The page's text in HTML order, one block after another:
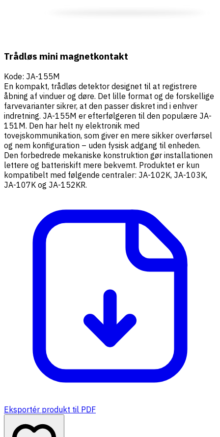
Trådløs mini magnetkontakt
Kode: JA-155M
En kompakt, trådløs detektor designet til at registrere
åbning af vinduer og døre. Det lille format og de forskellige
farvevarianter sikrer, at den passer diskret ind i enhver
indretning. JA-155M er efterfølgeren til den populære JA-
151M. Den har helt ny elektronik med
tovejskommunikation, som giver en mere sikker overførsel
og nem konfiguration – uden fysisk adgang til enheden.
Den forbedrede mekaniske konstruktion gør installationen
lettere og batteriskift mere bekvemt. Produktet er kun
kompatibelt med følgende centraler: JA-102K, JA-103K,
JA-107K og JA-152KR.
Eksportér produkt til PDF